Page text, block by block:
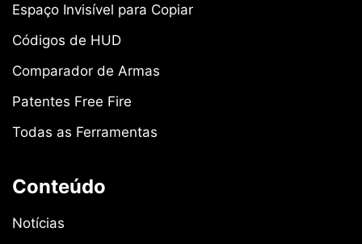
Espaço Invisível para Copiar
Códigos de HUD
Comparador de Armas
Patentes Free Fire
Todas as Ferramentas
Conteúdo
Notícias